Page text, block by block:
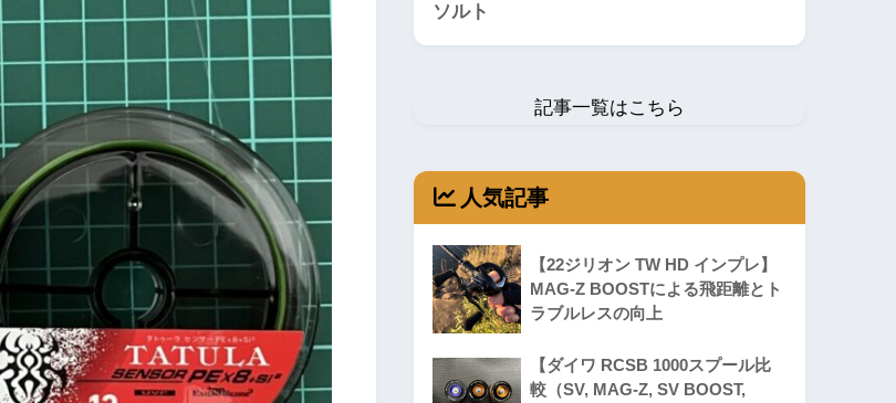
ソルト
記事一覧はこちら
人気記事
【22ジリオン TW HD インプレ】
MAG-Z BOOSTによる飛距離とト
ラブルレスの向上
【ダイワ RCSB 1000スプール比
較（SV, MAG-Z, SV BOOST,